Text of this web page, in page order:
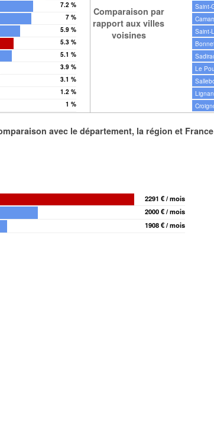
7.2 %
7 %
5.9 %
5.3 %
5.1 %
3.9 %
3.1 %
1.2 %
1 %
Comparaison par
rapport aux villes
voisines
Saint-
Saint-
Le
avec le département, la région et
2291 € / mois
2000 € / mois
1908 € / mois